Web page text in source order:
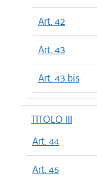
Art. 42
Art. 43
Art. 43 bis
TITOLO III
Art. 44
Art. 45